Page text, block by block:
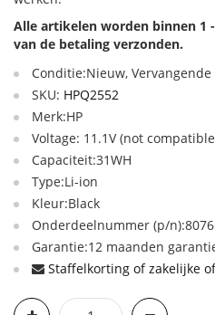
Alle artikelen worden binnen 1
van de betaling verzonden.
Conditie:Nieuw, Vervangende
SKU: HPQ2552
Merk:HP
Voltage: 11.1V (not
Capaciteit:31WH
Type:Li-ion
Kleur:Black
Onderdeelnummer (p/
Garantie:12 maanden
Staffelkorting of zakelijke